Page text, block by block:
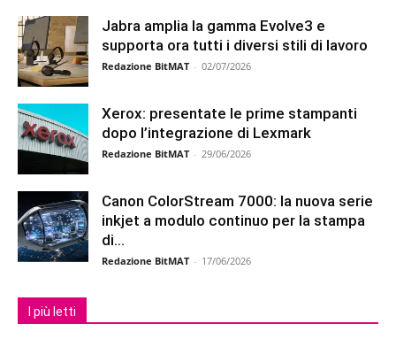
Jabra amplia la gamma Evolve3 e
supporta ora tutti i diversi stili di lavoro
Redazione BitMAT - 02/07/2026
Xerox: presentate le prime stampanti
dopo l’integrazione di Lexmark
Redazione BitMAT - 29/06/2026
Canon ColorStream 7000: la nuova serie
inkjet a modulo continuo per la stampa
di...
Redazione BitMAT - 17/06/2026
I più letti